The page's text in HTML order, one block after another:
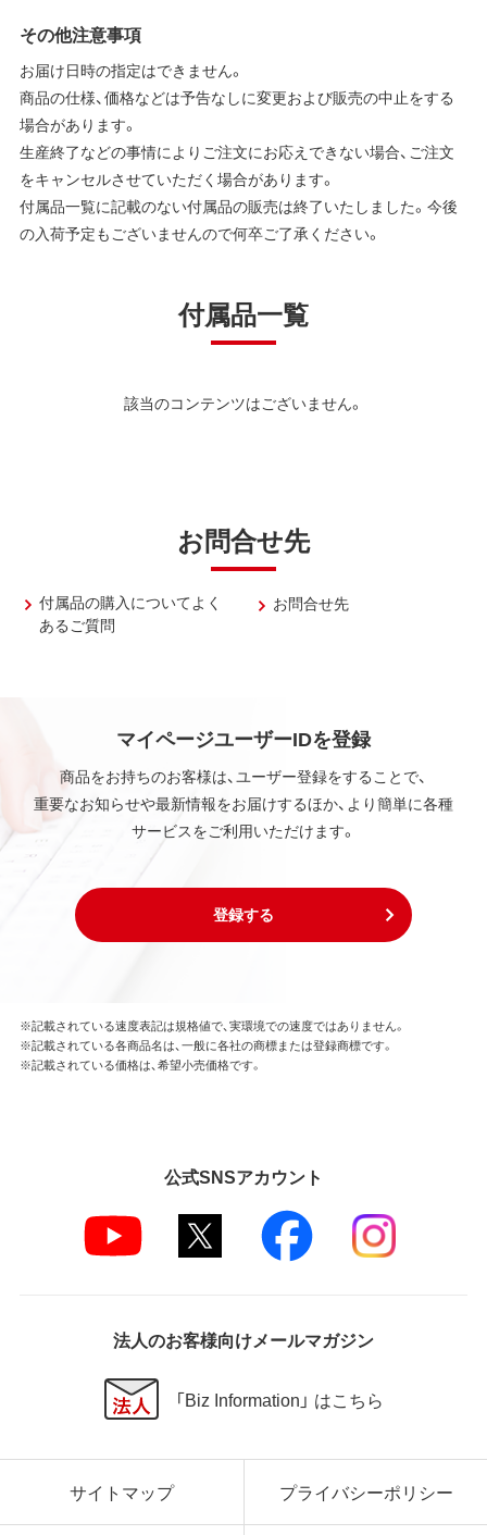
その他注意事項
お届け日時の指定はできません。
商品の仕様、価格などは予告なしに変更および販売の中止をする
場合があります。
生産終了などの事情によりご注文にお応えできない場合、ご注文
をキャンセルさせていただく場合があります。
付属品一覧に記載のない付属品の販売は終了いたしました。今後
の入荷予定もございませんので何卒ご了承ください。
付属品一覧
該当のコンテンツはございません。
お問合せ先
付属品の購入についてよく
あるご質問
お問合せ先
マイページユーザーIDを登録
商品をお持ちのお客様は、ユーザー登録をすることで、
重要なお知らせや最新情報をお届けするほか、より簡単に各種
サービスをご利用いただけます。
登録する
※記載されている速度表記は規格値で、実環境での速度ではありません。
※記載されている各商品名は、一般に各社の商標または登録商標です。
※記載されている価格は、希望小売価格です。
公式SNSアカウント
法人のお客様向けメールマガジン
「Biz Information」 はこちら
サイトマップ プライバシーポリシー